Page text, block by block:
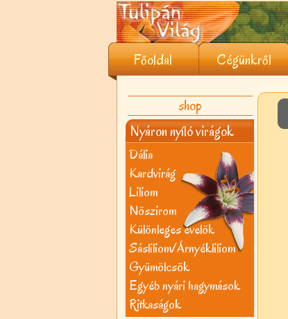
Főoldal Cégünkről
shop
Nyáron nyíló virágok
Dália
Kardvirág
Liliom
Nõszirom
Különleges évelõk
Sásliliom/Árnyékliliom
Gyümölcsök
Egyéb nyári hagymások
Ritkaságok